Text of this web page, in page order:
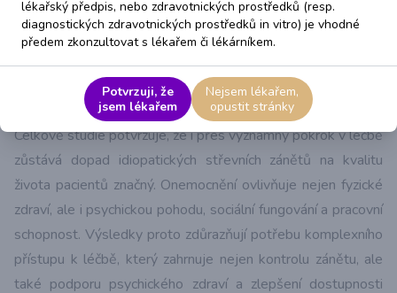
vyšší vzdělání působí protektivně.
Pozitivním zjištěním je vysoká míra informovanosti pacientů
o jejich onemocnění a léčbě. Většina respondentů čerpá
informace od lékařů, ale významnou roli hraje také
samostudium a pacientské organizace.
Celkově studie potvrzuje, že i přes významný pokrok v léčbě
zůstává dopad idiopatických střevních zánětů na kvalitu
života pacientů značný. Onemocnění ovlivňuje nejen fyzické
zdraví, ale i psychickou pohodu, sociální fungování a pracovní
schopnost. Výsledky proto zdůrazňují potřebu komplexního
přístupu k léčbě, který zahrnuje nejen kontrolu zánětu, ale
také podporu psychického zdraví a zlepšení dostupnosti
lékařský předpis, nebo zdravotnických prostředků (resp.
diagnostických zdravotnických prostředků in vitro) je vhodné
předem zkonzultovat s lékařem či lékárníkem.
Potvrzuji, že
jsem lékařem
Nejsem lékařem,
opustit stránky